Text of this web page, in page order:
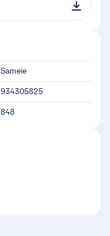
Sameie
934305825
848